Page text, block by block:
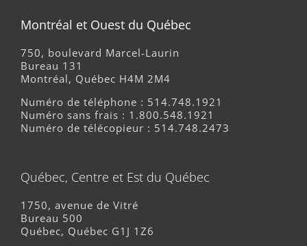
Montréal et Ouest du Québec
750, boulevard Marcel-Laurin
Bureau 131
Montréal, Québec H4M 2M4
Numéro de téléphone : 514.748.1921
Numéro sans frais : 1.800.548.1921
Numéro de télécopieur : 514.748.2473
Québec, Centre et Est du Québec
1750, avenue de Vitré
Bureau 500
Québec, Québec G1J 1Z6